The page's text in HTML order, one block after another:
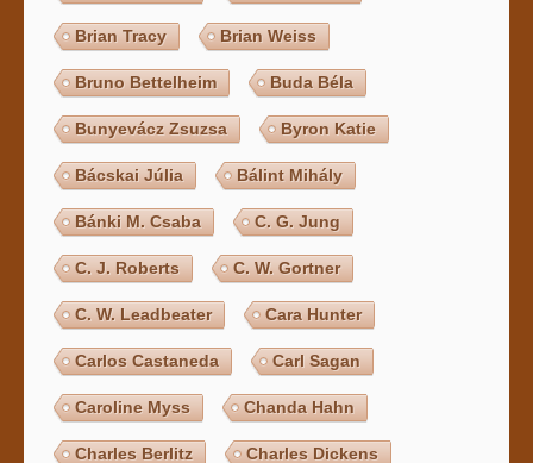
Brian Tracy Brian Weiss
Bruno Bettelheim Buda Béla
Bunyevácz Zsuzsa Byron Katie
Bácskai Júlia Bálint Mihály
Bánki M. Csaba C. G. Jung
C. J. Roberts C. W. Gortner
C. W. Leadbeater Cara Hunter
Carlos Castaneda Carl Sagan
Caroline Myss Chanda Hahn
Charles Berlitz Charles Dickens